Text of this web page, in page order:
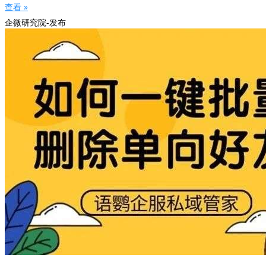
查看 »
企微研究院-发布